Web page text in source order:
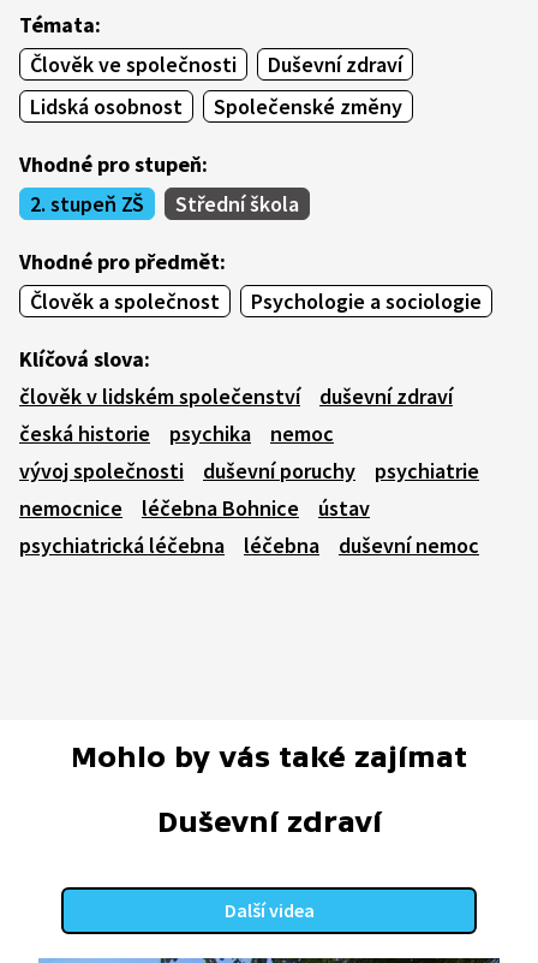
Témata:
Člověk ve společnosti
Duševní zdraví
Lidská osobnost
Společenské změny
Vhodné pro stupeň:
2. stupeň ZŠ
Střední škola
Vhodné pro předmět:
Člověk a společnost
Psychologie a sociologie
Klíčová slova:
člověk v lidském společenství
duševní zdraví
česká historie
psychika
nemoc
vývoj společnosti
duševní poruchy
psychiatrie
nemocnice
léčebna Bohnice
ústav
psychiatrická léčebna
léčebna duševní nemoc
Mohlo by vás také zajímat
Duševní zdraví
Další videa